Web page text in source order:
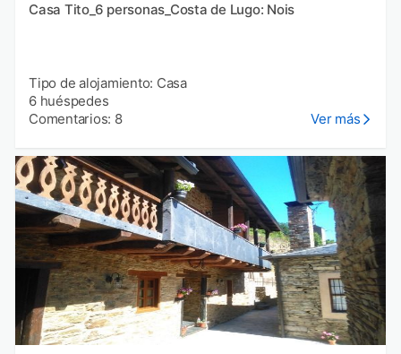
Casa Tito_6 personas_Costa de Lugo: Nois
Tipo de alojamiento: Casa
6 huéspedes
Comentarios: 8
Ver más